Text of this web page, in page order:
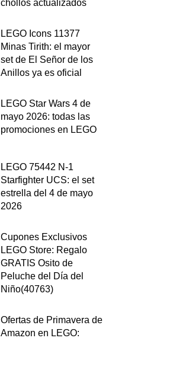
chollos actualizados
LEGO Icons 11377
Minas Tirith: el mayor
set de El Señor de los
Anillos ya es oficial
LEGO Star Wars 4 de
mayo 2026: todas las
promociones en LEGO
LEGO 75442 N-1
Starfighter UCS: el set
estrella del 4 de mayo
2026
Cupones Exclusivos
LEGO Store: Regalo
GRATIS Osito de
Peluche del Día del
Niño(40763)
Ofertas de Primavera de
Amazon en LEGO: